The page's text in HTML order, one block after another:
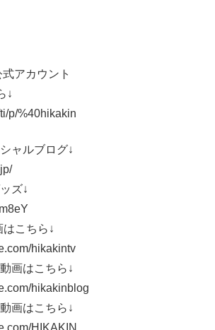
アカウント
↓
p/%40hikakin
ャルブログ↓
ズ↓
こちら↓
hikakintv
画はこちら↓
hikakinblog
画はこちら↓
HIKAKIN